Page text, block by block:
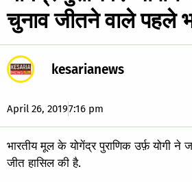
चुनाव जीतने वाले पहले
kesarianews
April 26, 20197:16 pm
भारतीय मूल के योगेंद्र पुराणिक उर्फ़ योगी ने
जीत हासिल की है.